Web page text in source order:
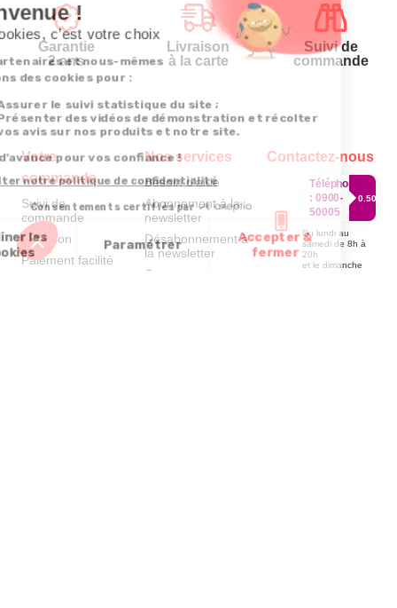
Garantie
2 ans
Livraison
à la carte
Suivi de
commande
Votre
commande
Suivi de
commande
Livraison
Paiement facilité
Nos services
Besoin d'aide
Abonnement à la
newsletter
Désabonnement à
la newsletter
Contact
Contactez-nous
Téléphone
: 0900-
50005
0.50€/
Du lundi au
samedi de 8h à
20h
et le dimanche